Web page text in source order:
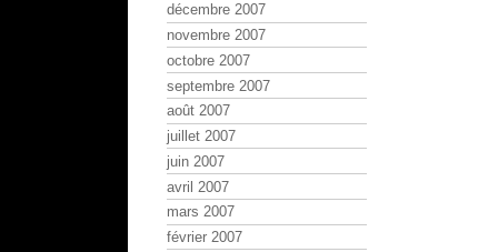
décembre 2007
novembre 2007
octobre 2007
septembre 2007
août 2007
juillet 2007
juin 2007
avril 2007
mars 2007
février 2007